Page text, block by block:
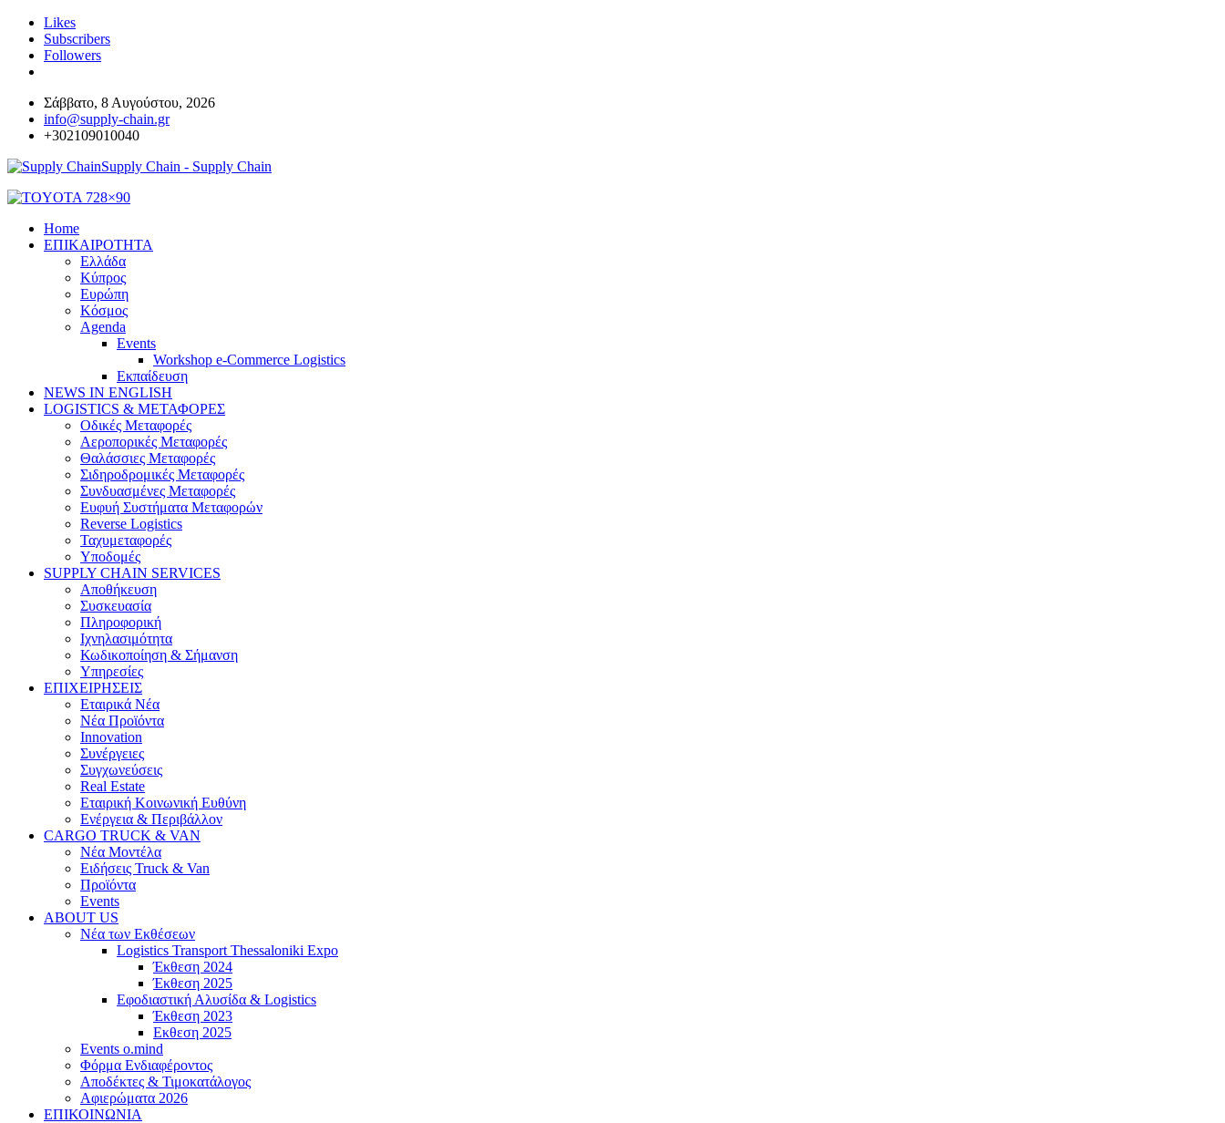
Likes
Subscribers
Followers
Σάββατο, 8 Αυγούστου, 2026
info@supply-chain.gr
+302109010040
Supply Chain - Supply Chain
Home
ΕΠΙΚΑΙΡΟΤΗΤΑ
Ελλάδα
Κύπρος
Ευρώπη
Κόσμος
Agenda
Events
Workshop e-Commerce Logistics
Εκπαίδευση
NEWS IN ENGLISH
LOGISTICS & ΜΕΤΑΦΟΡΕΣ
Οδικές Μεταφορές
Αεροπορικές Μεταφορές
Θαλάσσιες Μεταφορές
Σιδηροδρομικές Μεταφορές
Συνδυασμένες Μεταφορές
Ευφυή Συστήματα Μεταφορών
Reverse Logistics
Ταχυμεταφορές
Υποδομές
SUPPLY CHAIN SERVICES
Αποθήκευση
Συσκευασία
Πληροφορική
Ιχνηλασιμότητα
Κωδικοποίηση & Σήμανση
Υπηρεσίες
ΕΠΙΧΕΙΡΗΣΕΙΣ
Εταιρικά Νέα
Νέα Προϊόντα
Innovation
Συνέργειες
Συγχωνεύσεις
Real Estate
Εταιρική Κοινωνική Ευθύνη
Ενέργεια & Περιβάλλον
CARGO TRUCK & VAN
Νέα Μοντέλα
Ειδήσεις Truck & Van
Προϊόντα
Events
ABOUT US
Νέα των Εκθέσεων
Logistics Transport Thessaloniki Expo
Έκθεση 2024
Έκθεση 2025
Εφοδιαστική Αλυσίδα & Logistics
Έκθεση 2023
Εκθεση 2025
Events o.mind
Φόρμα Ενδιαφέροντος
Αποδέκτες & Τιμοκατάλογος
Αφιερώματα 2026
ΕΠΙΚΟΙΝΩΝΙΑ